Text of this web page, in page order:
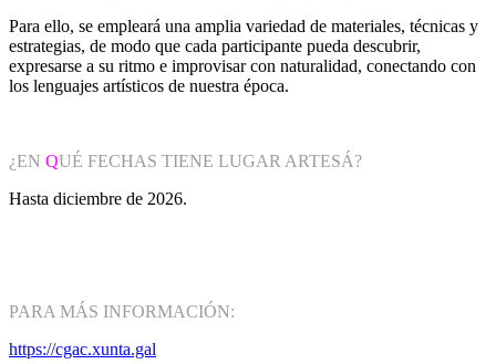
Para ello, se empleará una amplia variedad de materiales, técnicas y
estrategias, de modo que cada participante pueda descubrir,
expresarse a su ritmo e improvisar con naturalidad, conectando con
los lenguajes artísticos de nuestra época.
¿EN QUÉ FECHAS TIENE LUGAR ARTESÁ?
Hasta diciembre de 2026.
PARA MÁS INFORMACIÓN:
https://cgac.xunta.gal